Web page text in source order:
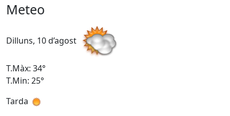
Meteo
Dilluns, 10 d’agost
T.Màx: 34°
T.Min: 25°
Tarda